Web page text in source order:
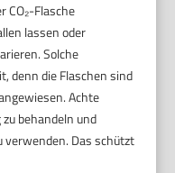
CO₂-Flasche
lassen oder
Solche
denn die Flaschen sind
Achte
behandeln und
verwenden. Das schützt